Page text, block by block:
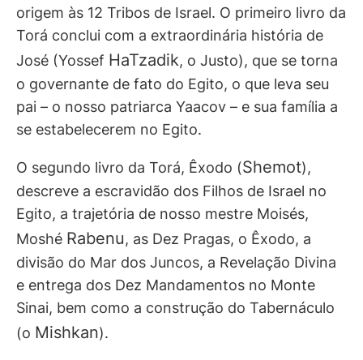
origem às 12 Tribos de Israel. O primeiro livro da
Torá conclui com a extraordinária história de
José (Yossef HaTzadik, o Justo), que se torna
o governante de fato do Egito, o que leva seu
pai – o nosso patriarca Yaacov – e sua família a
se estabelecerem no Egito.
O segundo livro da Torá, Êxodo (Shemot),
descreve a escravidão dos Filhos de Israel no
Egito, a trajetória de nosso mestre Moisés,
Moshé Rabenu, as Dez Pragas, o Êxodo, a
divisão do Mar dos Juncos, a Revelação Divina
e entrega dos Dez Mandamentos no Monte
Sinai, bem como a construção do Tabernáculo
(o Mishkan).